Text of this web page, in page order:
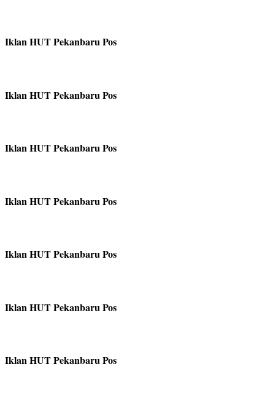
Iklan HUT Pekanbaru Pos
Iklan HUT Pekanbaru Pos
Iklan HUT Pekanbaru Pos
Iklan HUT Pekanbaru Pos
Iklan HUT Pekanbaru Pos
Iklan HUT Pekanbaru Pos
Iklan HUT Pekanbaru Pos